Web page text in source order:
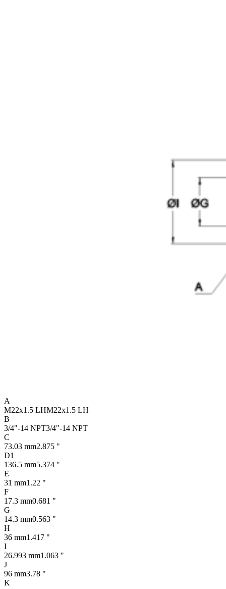
A
M22x1.5 LHM22x1.5 LH
B
3/4"-14 NPT3/4"-14 NPT
C
73.03 mm2.875 "
D1
136.5 mm5.374 "
E
31 mm1.22 "
F
17.3 mm0.681 "
G
14.3 mm0.563 "
H
36 mm1.417 "
I
26.993 mm1.063 "
J
96 mm3.78 "
K